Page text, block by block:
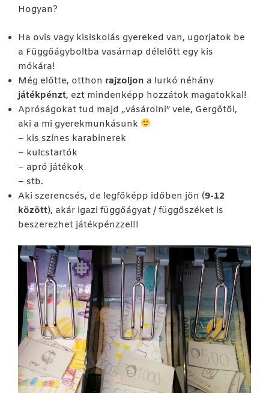
Hogyan?
Ha ovis vagy kisiskolás gyereked van, ugorjatok be
a Függőágyboltba vasárnap délelőtt egy kis
mókára!
Még előtte, otthon rajzoljon a lurkó néhány
játékpénzt, ezt mindenképp hozzátok magatokkal!
Apróságokat tud majd „vásárolni” vele, Gergőtől,
aki a mi gyerekmunkásunk
– kis színes karabinerek
– kulcstartók
– apró játékok
– stb.
Aki szerencsés, de legfőképp időben jön (9-12
között), akár igazi függőágyat / függőszéket is
beszerezhet játékpénzzel!!